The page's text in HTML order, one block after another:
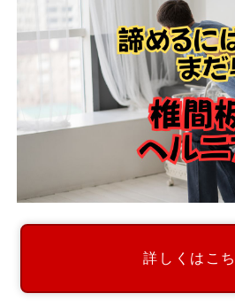
詳しくはこ